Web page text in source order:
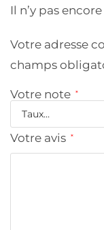
Il n’y pas encore
Votre adresse
champs
Votre note *
Votre avis *